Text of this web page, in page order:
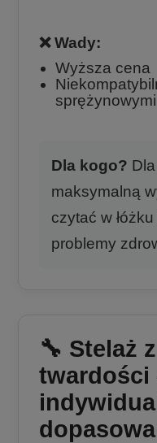
❌ Wady:
Wyższa cena
sprężynowymi
Dla kogo?
maksymalną
czytać w
problemy
🔧 Stelaż
twardości